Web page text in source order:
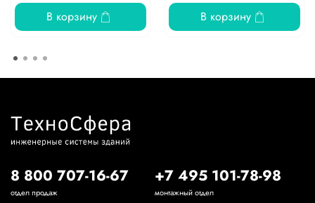
В корзину В корзину
8 800 707-16-67
отдел продаж
+7 495 101-78-98
монтажный отдел